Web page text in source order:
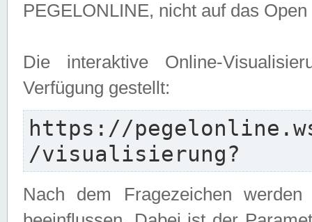
PEGELONLINE, nicht auf das
Die interaktive Online-
Verfügung gestellt:
https://
/visualisierung?
Nach dem Fragezeichen